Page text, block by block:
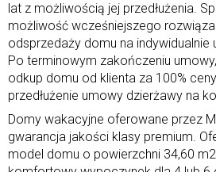
lat z możliwością jej przedłużenia.
możliwość wcześniejszego
odsprzedaży domu na indywidualnie
Po terminowym zakończeniu
odkup domu od klienta za 100%
przedłużenie umowy dzierżawy na
Domy wakacyjne oferowane przez
gwarancja jakości klasy premium.
model domu o powierzchni 34,60